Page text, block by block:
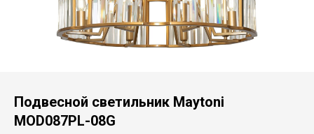
Подвесной светильник Maytoni
MOD087PL-08G